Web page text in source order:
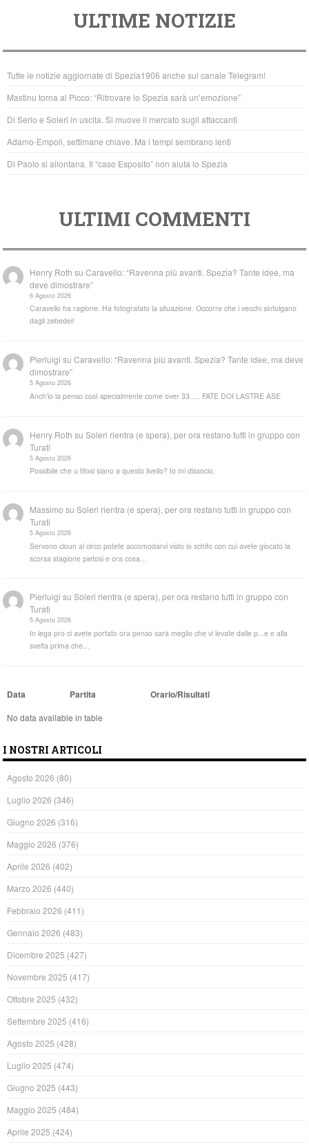
e
b
o
o
k
er
at
s
A
p
p
ULTIME NOTIZIE
Tutte le notizie aggiornate di Spezia1906 anche sul canale Telegram!
Mastinu torna al Picco: “Ritrovare lo Spezia sarà un’emozione”
Di Serio e Soleri in uscita. Si muove il mercato sugli attaccanti
Adamo-Empoli, settimane chiave. Ma i tempi sembrano lenti
Di Paolo si allontana. Il “caso Esposito” non aiuta lo Spezia
ULTIMI COMMENTI
Henry Roth suCaravello: “Ravenna più avanti. Spezia? Tante idee, ma
deve dimostrare”
6 Agosto 2026
Caravello ha ragione. Ha fotografato la situazione. Occorre che i vecchi sintolgano
dagli zebedei!
Pierluigi suCaravello: “Ravenna più avanti. Spezia? Tante idee, ma deve
dimostrare”
5 Agosto 2026
Anch'io la penso così specialmente come over 33..... FATE DOI LASTRE ASE
Henry Roth suSoleri rientra (e spera), per ora restano tutti in gruppo con
Turati
5 Agosto 2026
Possibile che u tifosi siano a questo livello? Io mi dissocio.
Massimo suSoleri rientra (e spera), per ora restano tutti in gruppo con
Turati
5 Agosto 2026
Servono cloun al circo potete accomodarvi visto lo schifo con cui avete giocato la
scorsa stagione pietosi e ora cosa…
Pierluigi suSoleri rientra (e spera), per ora restano tutti in gruppo con
Turati
5 Agosto 2026
In lega pro ci avete portato ora penso sarà meglio che vi levate dalle p...e e alla
svelta prima che…
Data Partita Orario/Risultati
No data available in table
I NOSTRI ARTICOLI
Agosto 2026 (80)
Luglio 2026 (346)
Giugno 2026 (316)
Maggio 2026 (376)
Aprile 2026 (402)
Marzo 2026 (440)
Febbraio 2026 (411)
Gennaio 2026 (483)
Dicembre 2025 (427)
Novembre 2025 (417)
Ottobre 2025 (432)
Settembre 2025 (416)
Agosto 2025 (428)
Luglio 2025 (474)
Giugno 2025 (443)
Maggio 2025 (484)
Aprile 2025 (424)